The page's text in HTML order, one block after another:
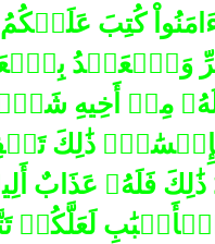
ءَامَنُواْ كُتِبَ
مِنۡ أَخِيهِ
بِإِحۡسَٰنٖۗ ذَٰلِكَ
فَلَهُۥ عَذَابٌ
لَعَلَّكُمۡ